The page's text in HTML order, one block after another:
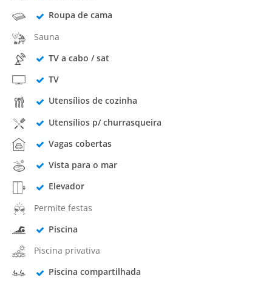
Roupa de cama
Sauna
TV a cabo / sat
TV
Utensílios de cozinha
Utensílios p/ churrasqueira
Vagas cobertas
Vista para o mar
Elevador
Permite festas
Piscina
Piscina privativa
Piscina compartilhada